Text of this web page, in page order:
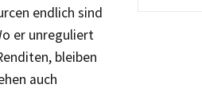
endlich sind
er unreguliert
bleiben
auch